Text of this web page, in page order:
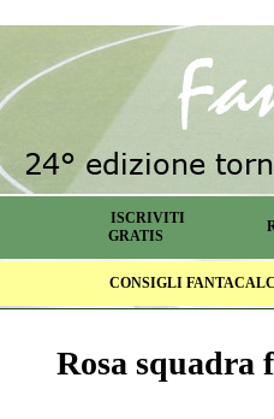
ISCRIVITI
GRATIS
CONSIGLI
Rosa squadra